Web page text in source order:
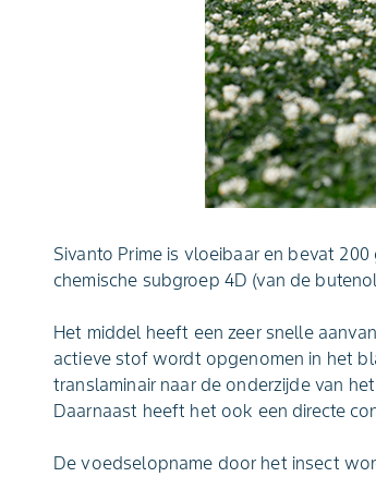
Sivanto Prime is vloeibaar en bevat
chemische subgroep 4D (van de
Het middel heeft een zeer snelle
actieve stof wordt opgenomen in het
translaminair naar de onderzijde van
Daarnaast heeft het ook een directe
De voedselopname door het insect